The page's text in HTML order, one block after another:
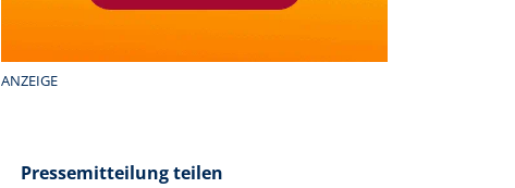
ANZEIGE
Pressemitteilung teilen